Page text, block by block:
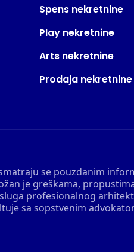
se pouzdanim
je greškama,
profesionalnog
sa sopstvenim
Spens nekretnine
Play nekretnine
Arts nekretnine
Prodaja nekretnine